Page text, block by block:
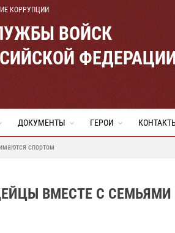
КОРРУПЦИИ
ВОЙСК
ДОКУМЕНТЫ ГЕРОИ
спортом
ВМЕСТЕ С СЕМЬЯМИ